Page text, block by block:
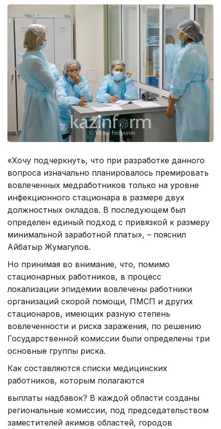
«Хочу подчеркнуть, что при разработке данного
вопроса изначально планировалось премировать
вовлеченных медработников только на уровне
инфекционного стационара в размере двух
должностных окладов. В последующем был
определен единый подход с привязкой к размеру
минимальной заработной платы», – пояснил
Айбатыр Жумагулов.
Но принимая во внимание, что, помимо
стационарных работников, в процесс
локализации эпидемии вовлечены работники
организаций скорой помощи, ПМСП и других
стационаров, имеющих разную степень
вовлеченности и риска заражения, по решению
Государственной комиссии были определены три
основные группы риска.
Как составляются списки медицинских
работников, которым полагаются
выплаты надбавок? В каждой области созданы
региональные комиссии, под председательством
заместителей акимов областей, городов